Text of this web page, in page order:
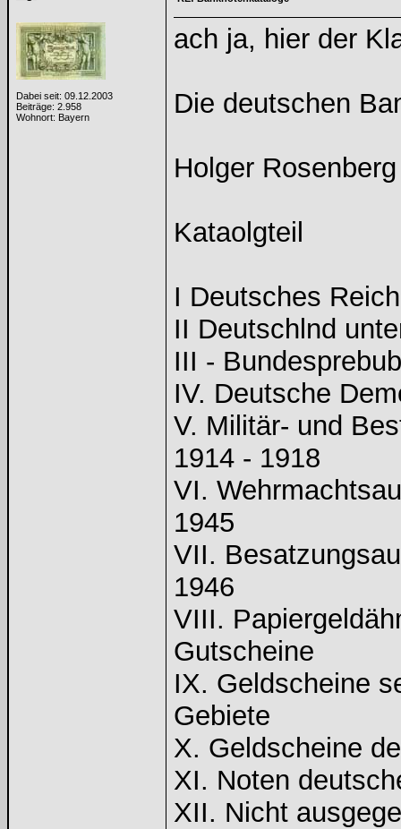
Dabei seit: 09.12.2003
Beiträge: 2.958
Wohnort: Bayern
ach ja, hier der
Die deutschen
Holger
Kataolgteil
I Deutsches
II Deutschlnd
III -
IV. Deutsche
V. Militär- und
1914 - 1918
VI.
1945
VII.
1946
VIII.
Gutscheine
IX. Geldscheine
Gebiete
X. Geldscheine
XI. Noten
XII. Nicht